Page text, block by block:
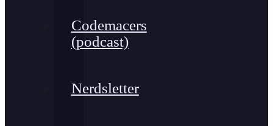
Codemacers
(podcast)
Nerdsletter